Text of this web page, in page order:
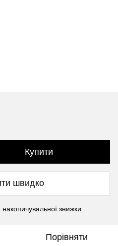
Купити
швидко
знижки
Порівняти